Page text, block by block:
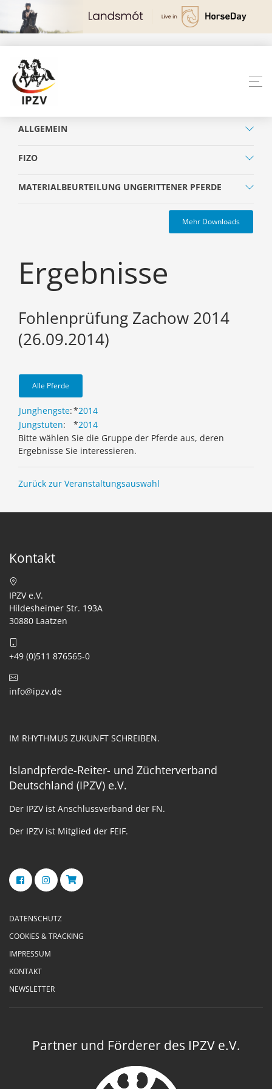
ALLGEMEIN
FIZO
MATERIALBEURTEILUNG UNGERITTENER PFERDE
Mehr Downloads
Ergebnisse
Fohlenprüfung Zachow 2014
(26.09.2014)
Alle Pferde
Junghengste:*2014
Jungstuten: *2014
Bitte wählen Sie die Gruppe der Pferde aus, deren
Ergebnisse Sie interessieren.
Zurück zur Veranstaltungsauswahl
Kontakt
IPZV e.V.
Hildesheimer Str. 193A
30880 Laatzen
+49 (0)511 876565-0
info@ipzv.de
IM RHYTHMUS ZUKUNFT SCHREIBEN.
Islandpferde-Reiter- und Züchterverband
Deutschland (IPZV) e.V.
Der IPZV ist Anschlussverband der FN.
Der IPZV ist Mitglied der FEIF.
DATENSCHUTZ
COOKIES & TRACKING
IMPRESSUM
KONTAKT
NEWSLETTER
Partner und Förderer des IPZV e.V.